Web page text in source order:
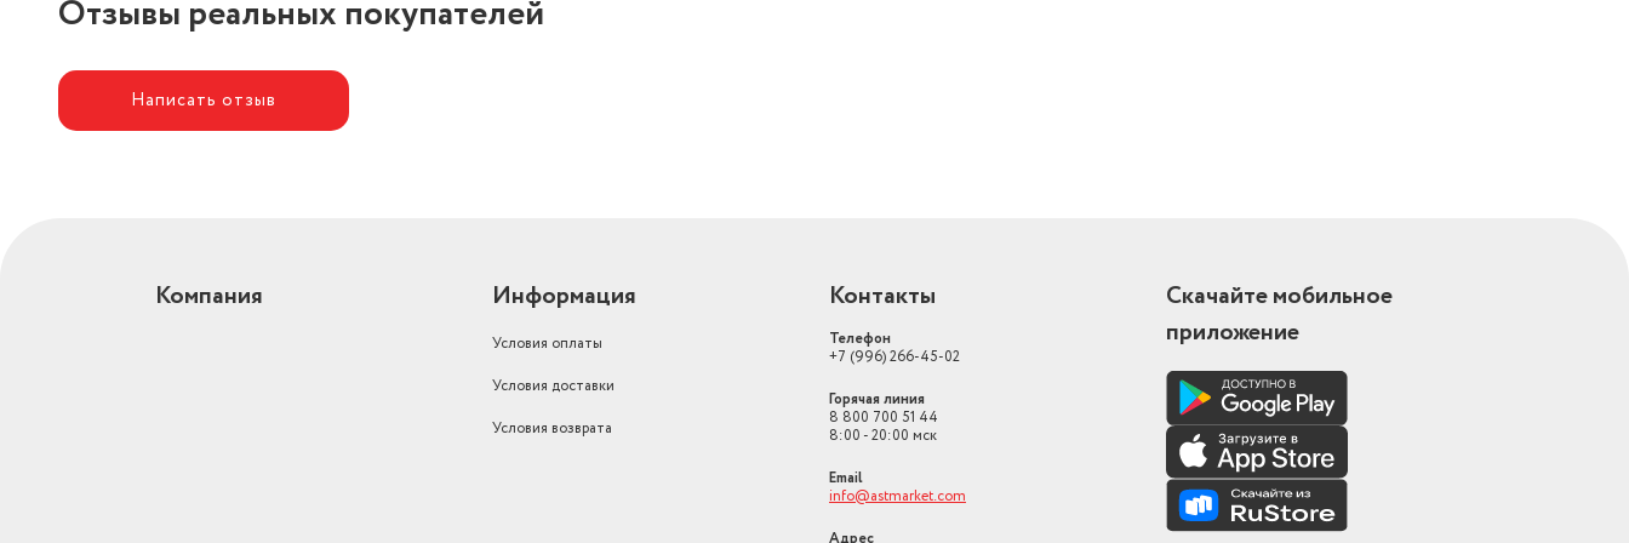
Управление со смартфона
Нет
Объем товара в упаковке, в
Отзывы реальных покупателей
Написать отзыв
Компания Информация
Условия оплаты
Условия доставки
Условия возврата
Контакты
Телефон
+7 (996) 266-45-02
Горячая линия
8 800 700 51 44
8:00 - 20:00 мск
Email
info@astmarket.com
Адрес
Скачайте мобильное
приложение